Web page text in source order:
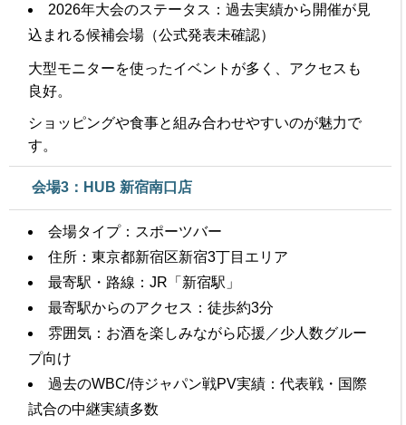
2026年大会のステータス：過去実績から開催が見
込まれる候補会場（公式発表未確認）
大型モニターを使ったイベントが多く、アクセスも
良好。
ショッピングや食事と組み合わせやすいのが魅力で
す。
会場3：HUB 新宿南口店
会場タイプ：スポーツバー
住所：東京都新宿区新宿3丁目エリア
最寄駅・路線：JR「新宿駅」
最寄駅からのアクセス：徒歩約3分
雰囲気：お酒を楽しみながら応援／少人数グルー
プ向け
過去のWBC/侍ジャパン戦PV実績：代表戦・国際
試合の中継実績多数